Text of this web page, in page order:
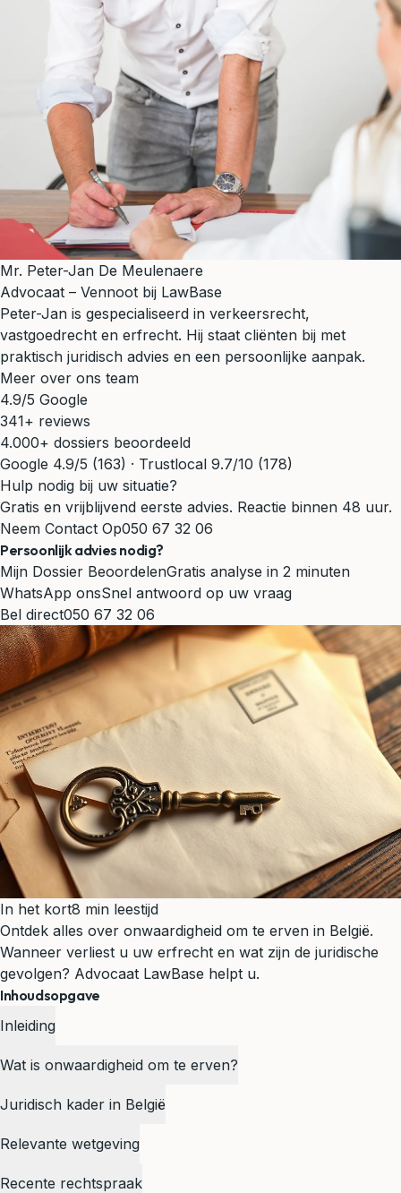
Mr. Peter-Jan De Meulenaere
Advocaat – Vennoot bij LawBase
Peter-Jan is gespecialiseerd in verkeersrecht,
vastgoedrecht en erfrecht. Hij staat cliënten bij met
praktisch juridisch advies en een persoonlijke aanpak.
Meer over ons team
4.9/5 Google
341+ reviews
4.000+ dossiers beoordeeld
Google 4.9/5 (163) · Trustlocal 9.7/10 (178)
Hulp nodig bij uw situatie?
Gratis en vrijblijvend eerste advies. Reactie binnen 48 uur.
Neem Contact Op050 67 32 06
Persoonlijk advies nodig?
Mijn Dossier BeoordelenGratis analyse in 2 minuten
WhatsApp onsSnel antwoord op uw vraag
Bel direct050 67 32 06
In het kort8 min leestijd
Ontdek alles over onwaardigheid om te erven in België.
Wanneer verliest u uw erfrecht en wat zijn de juridische
gevolgen? Advocaat LawBase helpt u.
Inhoudsopgave
Inleiding
Wat is onwaardigheid om te erven?
Juridisch kader in België
Relevante wetgeving
Recente rechtspraak